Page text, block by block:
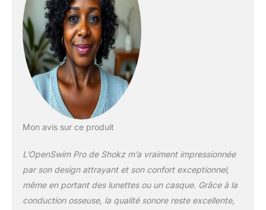
produit conformétment
aux règles et
réglementations locales.
Mon avis sur ce produit
L’OpenSwim Pro de Shokz m’a vraiment impressionnée
par son design attrayant et son confort exceptionnel,
même en portant des lunettes ou un casque. Grâce à la
conduction osseuse, la qualité sonore reste excellente,